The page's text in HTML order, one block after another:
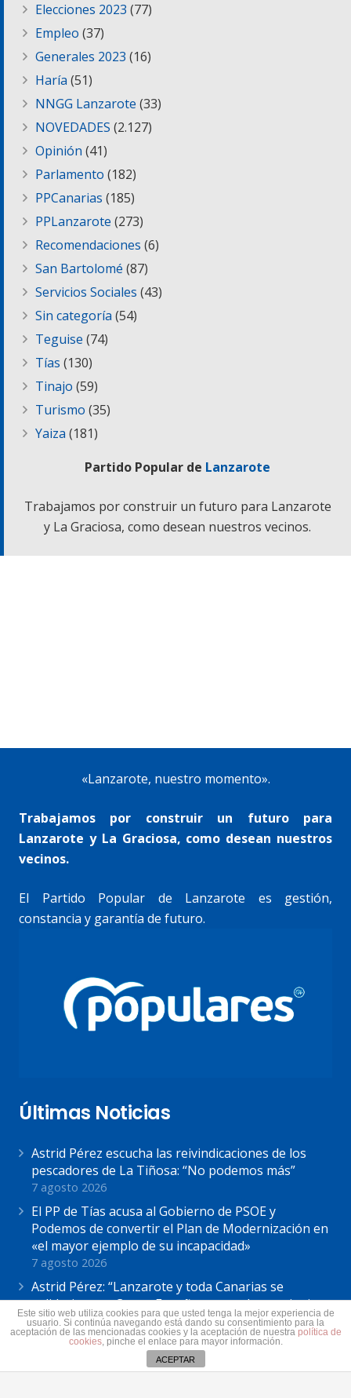
Elecciones 2023 (77)
Empleo (37)
Generales 2023 (16)
Haría (51)
NNGG Lanzarote (33)
NOVEDADES (2.127)
Opinión (41)
Parlamento (182)
PPCanarias (185)
PPLanzarote (273)
Recomendaciones (6)
San Bartolomé (87)
Servicios Sociales (43)
Sin categoría (54)
Teguise (74)
Tías (130)
Tinajo (59)
Turismo (35)
Yaiza (181)
Partido Popular de Lanzarote
Trabajamos por construir un futuro para Lanzarote
y La Graciosa, como desean nuestros vecinos.
«Lanzarote, nuestro momento».
Trabajamos por construir un futuro para
Lanzarote y La Graciosa, como desean nuestros
vecinos.
El Partido Popular de Lanzarote es gestión,
constancia y garantía de futuro.
Últimas Noticias
Astrid Pérez escucha las reivindicaciones de los
pescadores de La Tiñosa: “No podemos más”
7 agosto 2026
El PP de Tías acusa al Gobierno de PSOE y
Podemos de convertir el Plan de Modernización en
«el mayor ejemplo de su incapacidad»
7 agosto 2026
Astrid Pérez: “Lanzarote y toda Canarias se
solidariza con Ceuta: España no puede seguir sin
una política migratoria de Estado”
31 julio 2026
Este sitio web utiliza cookies para que usted tenga la mejor experiencia de
usuario. Si continúa navegando está dando su consentimiento para la
aceptación de las mencionadas cookies y la aceptación de nuestra política de
cookies, pinche el enlace para mayor información.
ACEPTAR